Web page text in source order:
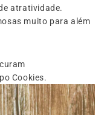
atratividade.
muito para além
Cookies.